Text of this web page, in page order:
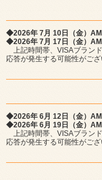
◆2026年 7月 10日（金）
◆2026年 7月 17日（金）
上記時間帯、VISAブラン
応答が発生する可能性がござ
◆2026年 6月 12日（金）
◆2026年 6月 19日（金）
上記時間帯、VISAブラン
応答が発生する可能性がござ